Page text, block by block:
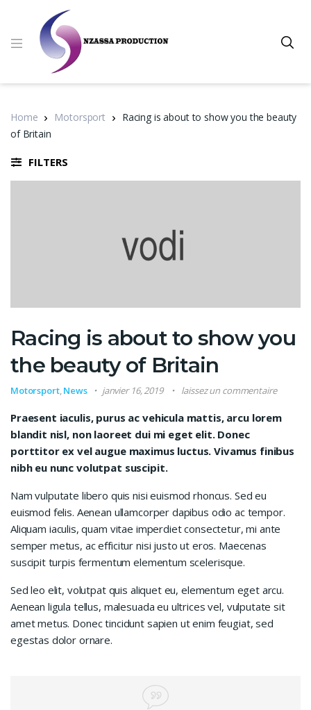
Home Motorsport
Racing is about to show you the beauty
of Britain
FILTERS
Racing is about to show you
the beauty of Britain
Motorsport,News janvier 16, 2019 laissez un commentaire
Praesent iaculis, purus ac vehicula mattis, arcu lorem
blandit nisl, non laoreet dui mi eget elit. Donec
porttitor ex vel augue maximus luctus. Vivamus finibus
nibh eu nunc volutpat suscipit.
Nam vulputate libero quis nisi euismod rhoncus. Sed eu
euismod felis. Aenean ullamcorper dapibus odio ac tempor.
Aliquam iaculis, quam vitae imperdiet consectetur, mi ante
semper metus, ac efficitur nisi justo ut eros. Maecenas
suscipit turpis fermentum elementum scelerisque.
Sed leo elit, volutpat quis aliquet eu, elementum eget arcu.
Aenean ligula tellus, malesuada eu ultrices vel, vulputate sit
amet metus. Donec tincidunt sapien ut enim feugiat, sed
egestas dolor ornare.